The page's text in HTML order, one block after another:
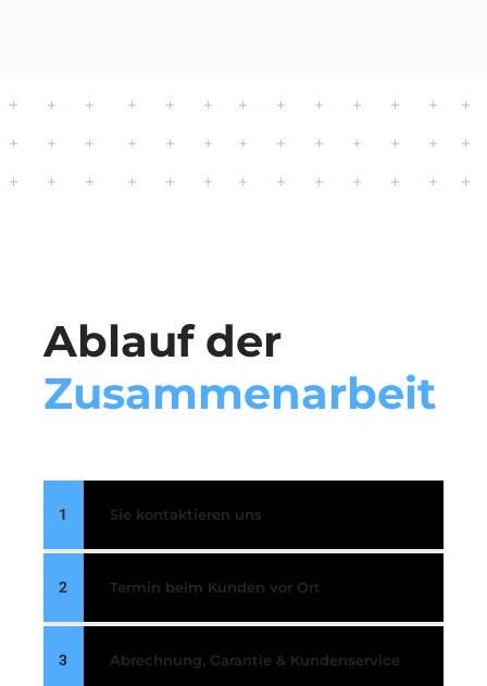
Ablauf der
Zusammenarbeit
1 Sie kontaktieren uns
2 Termin beim Kunden vor Ort
3 Abrechnung, Garantie & Kundenservice